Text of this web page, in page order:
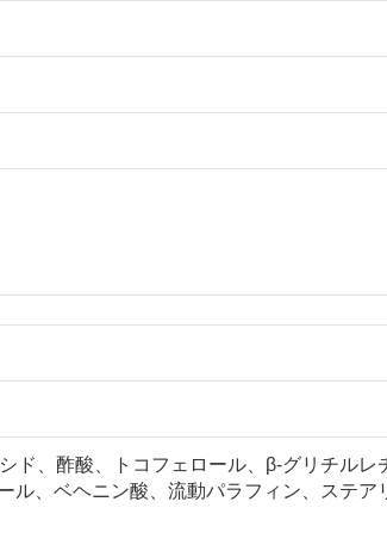
ド、酢酸、トコフェロール、β-グリチル
ル、ベヘニン酸、流動パラフィン、ステ